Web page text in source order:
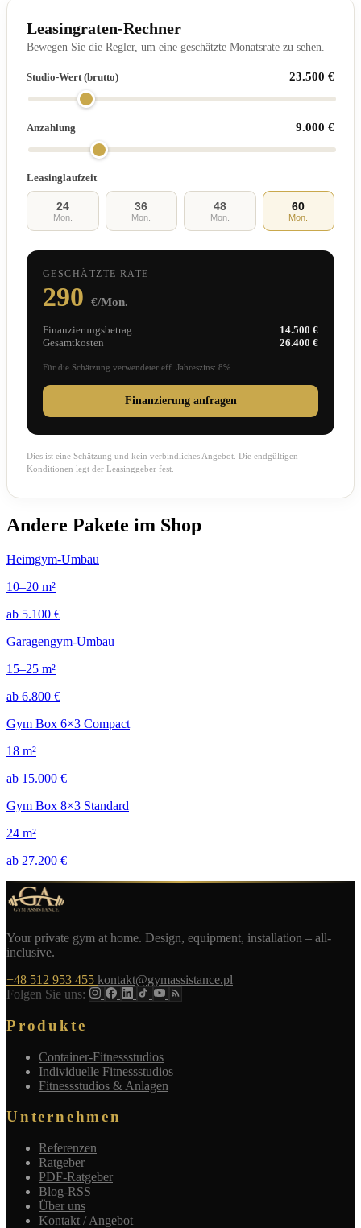
Leasingraten-Rechner
Bewegen Sie die Regler, um eine geschätzte Monatsrate zu sehen.
Studio-Wert (brutto) 23.500 €
Anzahlung 9.000 €
Leasinglaufzeit
24
Mon.
36
Mon.
48
Mon.
60
Mon.
GESCHÄTZTE RATE
290 €/Mon.
Finanzierungsbetrag
14.500 €
Gesamtkosten
26.400 €
Für die Schätzung verwendeter eff. Jahreszins: 8%
Finanzierung anfragen
Dies ist eine Schätzung und kein verbindliches Angebot. Die endgültigen
Konditionen legt der Leasinggeber fest.
Andere Pakete im Shop
Heimgym-Umbau
10–20 m²
ab 5.100 €
Garagengym-Umbau
15–25 m²
ab 6.800 €
Gym Box 6×3 Compact
18 m²
ab 15.000 €
Gym Box 8×3 Standard
24 m²
ab 27.200 €
Your private gym at home. Design, equipment, installation – all-
inclusive.
+48 512 953 455 kontakt@gymassistance.pl
Folgen Sie uns:
Produkte
Container-Fitnessstudios
Individuelle Fitnessstudios
Fitnessstudios & Anlagen
Unternehmen
Referenzen
Ratgeber
PDF-Ratgeber
Blog-RSS
Über uns
Kontakt / Angebot